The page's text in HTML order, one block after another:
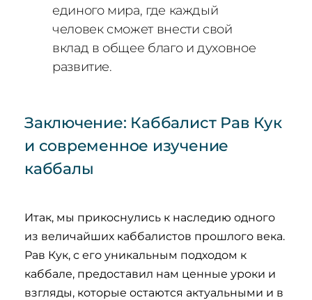
единого мира, где каждый
человек сможет внести свой
вклад в общее благо и духовное
развитие.
Заключение: Каббалист Рав Кук
и современное изучение
каббалы
Итак, мы прикоснулись к наследию одного
из величайших каббалистов прошлого века.
Рав Кук, с его уникальным подходом к
каббале, предоставил нам ценные уроки и
взгляды, которые остаются актуальными и в